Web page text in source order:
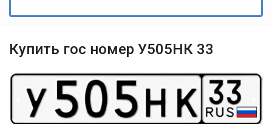
Купить гос номер У505НК 33